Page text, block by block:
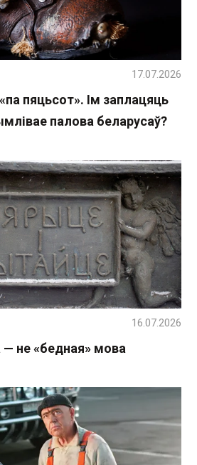
пяцьсот». Ім заплацяць
палова беларусаў?
17.07.2026
не «бедная» мова
16.07.2026